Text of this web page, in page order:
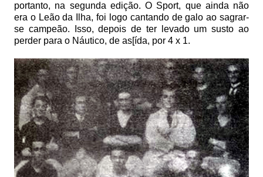
portanto, na segunda edição. O Sport, que ainda não
era o Leão da Ilha, foi logo cantando de galo ao sagrar-
se campeão. Isso, depois de ter levado um susto ao
perder para o Náutico, de as[ída, por 4 x 1.